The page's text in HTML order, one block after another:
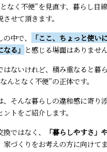
なく不便”を見直す、暮らし目
せて頂きます。
中で、
「ここ、ちょっと使い
る」 と感じる場面はありませ
はないけれど、積み重なると暮
なんとなく不便”の正体です。
、そんな暮らしの違和感に寄り
トをご紹介します。
ではなく、
「暮らしやすさ」
家づくりをお考えの方に向けて